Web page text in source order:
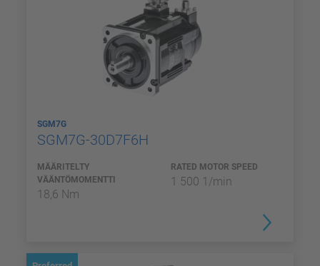
SGM7G
SGM7G-30D7F6H
MÄÄRITELTY
VÄÄNTÖMOMENTTI
18,6 Nm
RATED MOTOR SPEED
1 500 1/min